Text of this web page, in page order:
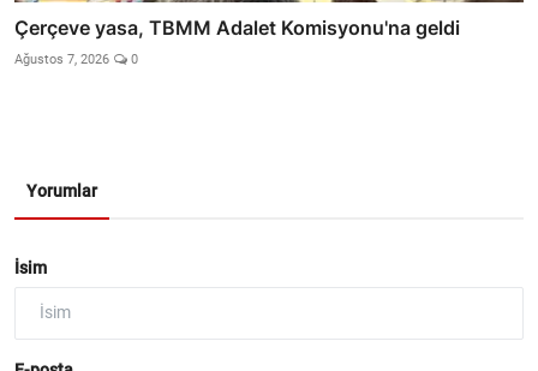
Çerçeve yasa, TBMM Adalet Komisyonu'na geldi
Ağustos 7, 2026 0
Yorumlar
İsim